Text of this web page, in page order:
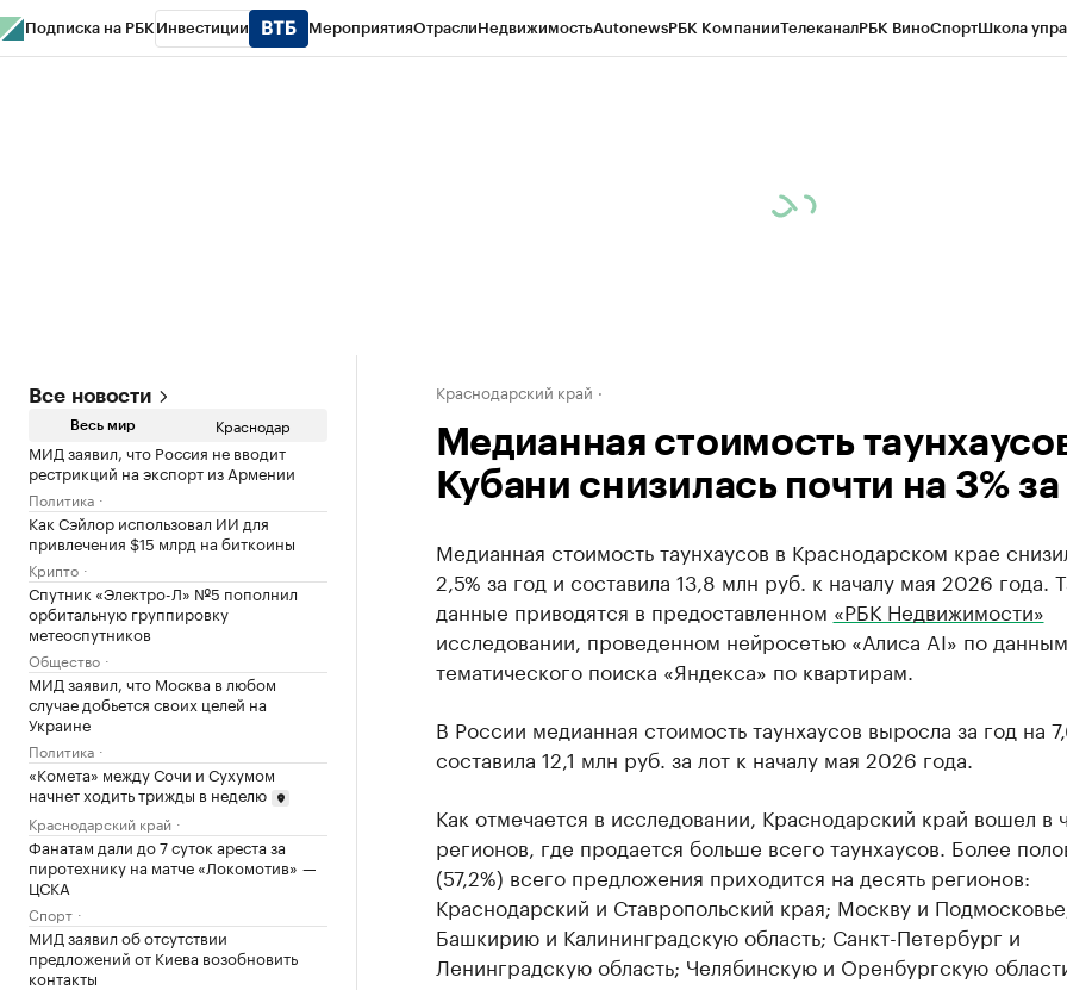
Подписка на РБК Инвестиции МероприятияОтраслиНедвижимостьAutonewsРБК КомпанииТелеканалРБК ВиноСпортШкола
Все новости
Весь мир Краснодар
МИД заявил, что Россия не вводит
рестрикций на экспорт из Армении
Политика
Как Сэйлор использовал ИИ для
привлечения $15 млрд на биткоины
Крипто
Спутник «Электро-Л» №5 пополнил
орбитальную группировку
метеоспутников
Общество
МИД заявил, что Москва в любом
случае добьется своих целей на
Украине
Политика
«Комета» между Сочи и Сухумом
начнет ходить трижды в неделю
Краснодарский край
Фанатам дали до 7 суток ареста за
пиротехнику на матче «Локомотив» —
ЦСКА
Спорт
МИД заявил об отсутствии
предложений от Киева возобновить
контакты
Краснодарский край
Медианная стоимость
Кубани снизилась почти на 3% за
Медианная стоимость таунхаусов в Краснодарском крае
2,5% за год и составила 13,8 млн руб. к началу мая 2026 года.
данные приводятся в предоставленном «РБК Недвижимости»
исследовании, проведенном нейросетью «Алиса AI» по данным
тематического поиска «Яндекса» по квартирам.
В России медианная стоимость таунхаусов выросла за год на
составила 12,1 млн руб. за лот к началу мая 2026 года.
Как отмечается в исследовании, Краснодарский край вошел в
регионов, где продается больше всего таунхаусов. Более
(57,2%) всего предложения приходится на десять регионов:
Краснодарский и Ставропольский края; Москву и
Башкирию и Калининградскую область; Санкт-Петербург и
Ленинградскую область; Челябинскую и Оренбургскую